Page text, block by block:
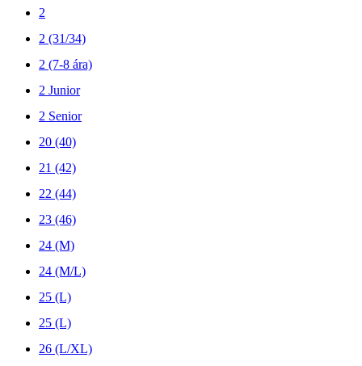
2
2 (31/34)
2 (7-8 ára)
2 Junior
2 Senior
20 (40)
21 (42)
22 (44)
23 (46)
24 (M)
24 (M/L)
25 (L)
25 (L)
26 (L/XL)